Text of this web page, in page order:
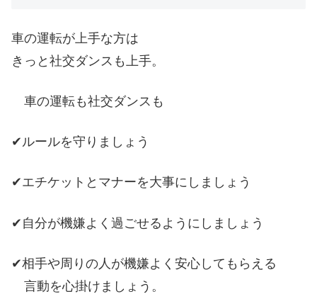
車の運転が上手な方は
きっと社交ダンスも上手。
車の運転も社交ダンスも
✔ルールを守りましょう
✔エチケットとマナーを大事にしましょう
✔自分が機嫌よく過ごせるようにしましょう
✔相手や周りの人が機嫌よく安心してもらえる
言動を心掛けましょう。